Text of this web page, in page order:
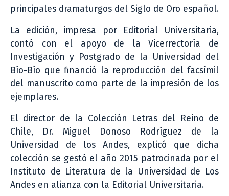
principales dramaturgos del Siglo de Oro español.
La edición, impresa por Editorial Universitaria,
contó con el apoyo de la Vicerrectoría de
Investigación y Postgrado de la Universidad del
Bío-Bío que financió la reproducción del facsímil
del manuscrito como parte de la impresión de los
ejemplares.
El director de la Colección Letras del Reino de
Chile, Dr. Miguel Donoso Rodríguez de la
Universidad de los Andes, explicó que dicha
colección se gestó el año 2015 patrocinada por el
Instituto de Literatura de la Universidad de Los
Andes en alianza con la Editorial Universitaria.